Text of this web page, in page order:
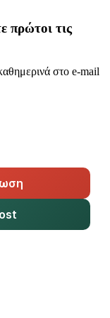
πρώτοι τις
στο e-mail